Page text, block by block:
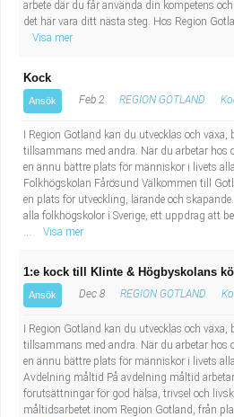
arbete där du får använda din kompetens
det här vara ditt nästa steg. Hos Region
Visa mer
Kock
Ansök Feb 2 REGION GOTLAND
I Region Gotland kan du utvecklas och
tillsammans med andra. När du arbetar
en ännu bättre plats för människor i livets
Folkhögskolan Fårösund Välkommen till
en plats för utveckling, lärande och
alla folkhögskolor i Sverige, ett uppdrag att
...
Visa mer
1:e kock till Klinte & Högbyskolans
Ansök Dec 8 REGION GOTLAND
I Region Gotland kan du utvecklas och
tillsammans med andra. När du arbetar
en ännu bättre plats för människor i livets
Avdelning måltid På avdelning måltid
förutsättningar för god hälsa, trivsel och
måltidsarbetet inom Region Gotland, från